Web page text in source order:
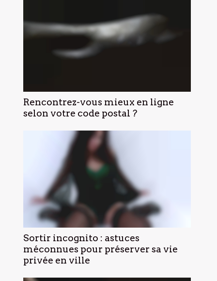
Rencontrez-vous mieux en ligne
selon votre code postal ?
Sortir incognito : astuces
méconnues pour préserver sa vie
privée en ville